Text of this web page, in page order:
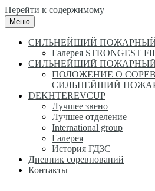
Перейти к содержимому
Меню
СИЛЬНЕЙШИЙ
Галерея STRONGEST
СИЛЬНЕЙШИЙ ПОЖАРНЫЙ
ПОЛОЖЕНИЕ О
СИЛЬНЕЙШИЙ
DEKHTEREVCUP
Лучшее звено
Лучшее отделение
International group
Галерея
История ГДЗС
Дневник соревнований
Контакты